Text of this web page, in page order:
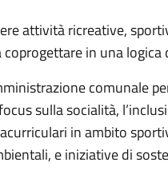
attività ricreative,
in una
comunale
sulla socialità,
in ambito
e iniziative di